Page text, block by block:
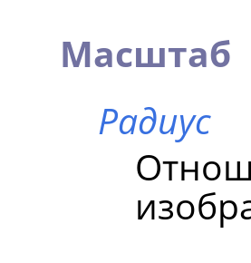
Масштаб
Радиус